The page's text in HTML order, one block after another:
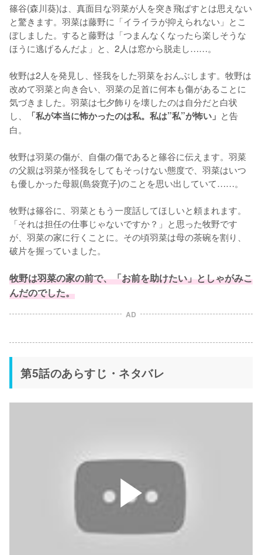
篠谷(森川葵)は、真面目な羽菜が人を突き飛ばすとは思えない
と驚きます。羽菜は藤野に「イライラが抑えられない」とこ
ぼしました。すると藤野は「つまんなくなったら楽しそうな
ほうに逃げるんだよ」と、2人は窓から脱走し……。
牧野は2人を発見し、怪我をした羽菜をおんぶします。牧野は
改めて羽菜と向き合い、羽菜の足首に何本も傷があることに
気づきました。羽菜は七夕飾りを壊したのは自分だと白状
し、
「私が本当に怖かったのは私。私は”私”が怖い」 と告
白。
牧野は羽菜の傷が、自傷の傷であると篠谷に伝えます。羽菜
の父親は羽菜が怪我をしてもそっけない態度で、羽菜はいつ
も優しかった母親(島袋寛子)のことを思い出していて……。
牧野は篠谷に、羽菜ともう一度話してほしいと頼まれます。
「それは担任の仕事じゃないですか？」と思った牧野です
が、羽菜の家に行くことに。その頃羽菜は母の茶碗を割り、
破片を握っていました。
牧野は羽菜の家の前で、「お前を助けたい」としゃがみこ
んだのでした。
AD
第5話のあらすじ・ネタバレ